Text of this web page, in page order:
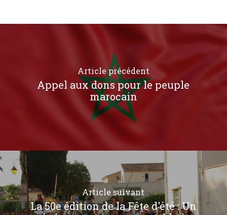
Article précédent
Appel aux dons pour le peuple
marocain
Article suivant
La 50e édition de la Fête d'été : Un